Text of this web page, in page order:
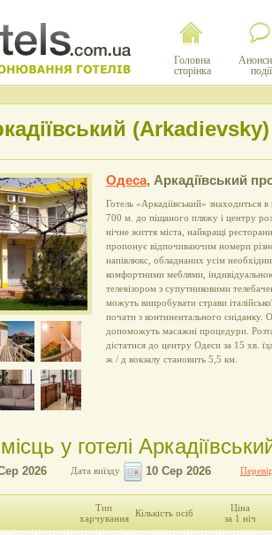
Головна
сторінка
події
(Arkadievsky)
Одеса, Аркадіївський
Готель «Аркадіївський» знаходиться
700 м. до піщаного пляжу і центру
нічне життя міста, найкращі
пропонує відпочиваючим номери
напівлюкс, обладнаних усім
комфортними меблями,
телевізором з супутниковими
можуть випробувати страви
почати з континентального
допоможуть масажні процедури.
дістатися до центру Одеси за 15 хв.
ж / д вокзалу становить 5,5 км.
у готелі
Дата виїзду
Тип
харчування
Кількість осіб
Ціна
за 1 ніч